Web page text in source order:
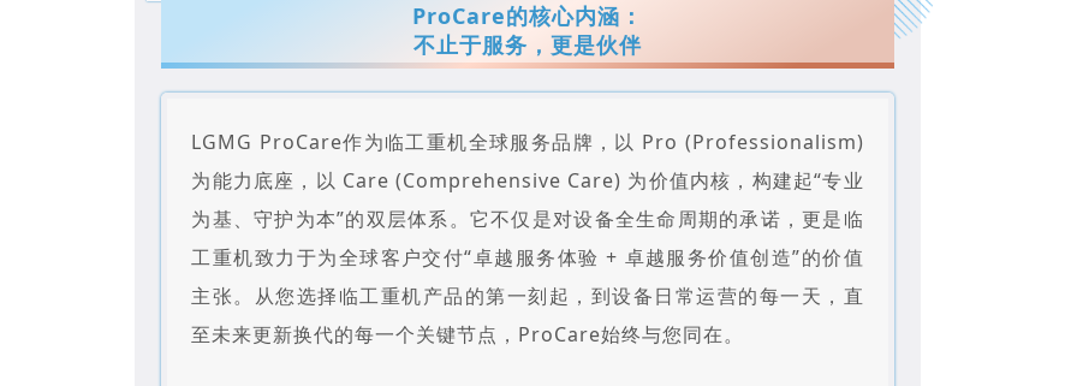
ProCare的核心内涵：
不止于服务，更是伙伴
LGMG ProCare作为临工重机全球服务品牌，以 Pro (Professionalism)
为能力底座，以 Care (Comprehensive Care) 为价值内核，构建起“专业
为基、守护为本”的双层体系。它不仅是对设备全生命周期的承诺，更是临
工重机致力于为全球客户交付“卓越服务体验 + 卓越服务价值创造”的价值
主张。从您选择临工重机产品的第一刻起，到设备日常运营的每一天，直
至未来更新换代的每一个关键节点，ProCare始终与您同在。